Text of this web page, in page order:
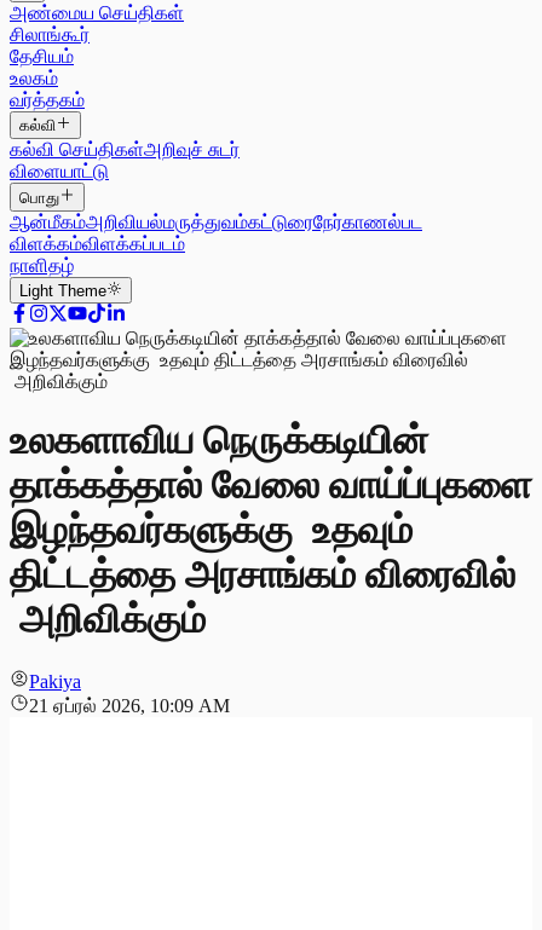
அண்மைய செய்திகள்
சிலாங்கூர்
தேசியம்
உலகம்
வர்த்தகம்
கல்வி
கல்வி செய்திகள்அறிவுச் சுடர்
விளையாட்டு
பொது
ஆன்மீகம்அறிவியல்மருத்துவம்கட்டுரைநேர்காணல்பட
விளக்கம்விளக்கப்படம்
நாளிதழ்
Light Theme
உலகளாவிய நெருக்கடியின்
தாக்கத்தால் வேலை வாய்ப்புகளை
இழந்தவர்களுக்கு உதவும்
திட்டத்தை அரசாங்கம் விரைவில்
அறிவிக்கும்
Pakiya
21 ஏப்ரல் 2026, 10:09 AM